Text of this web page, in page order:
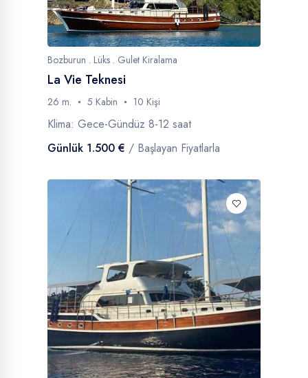
Bozburun . Lüks . Gulet Kiralama
La Vie Teknesi
26 m. 5 Kabin 10 Kişi
Klima: Gece-Gündüz 8-12 saat
Günlük 1.500 € / Başlayan Fiyatlarla